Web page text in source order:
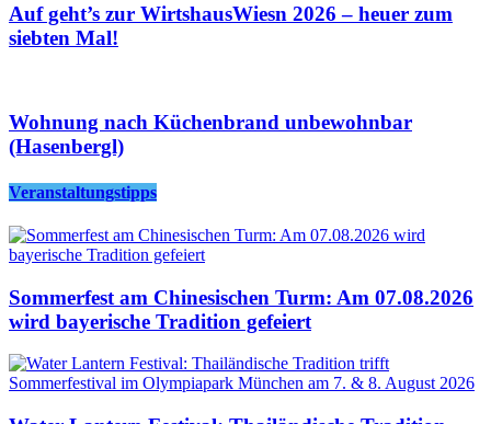
Auf geht’s zur WirtshausWiesn 2026 – heuer zum
siebten Mal!
Wohnung nach Küchenbrand unbewohnbar
(Hasenbergl)
Veranstaltungstipps
Sommerfest am Chinesischen Turm: Am 07.08.2026
wird bayerische Tradition gefeiert